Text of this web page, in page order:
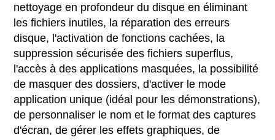
nettoyage en profondeur du disque en éliminant
les fichiers inutiles, la réparation des erreurs
disque, l'activation de fonctions cachées, la
suppression sécurisée des fichiers superflus,
l'accès à des applications masquées, la possibilité
de masquer des dossiers, d'activer le mode
application unique (idéal pour les démonstrations),
de personnaliser le nom et le format des captures
d'écran, de gérer les effets graphiques, de